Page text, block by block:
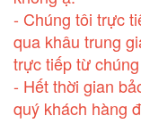
- Chúng tôi trực
qua khâu trung
trực tiếp từ
- Hết thời gian
quý khách hàng